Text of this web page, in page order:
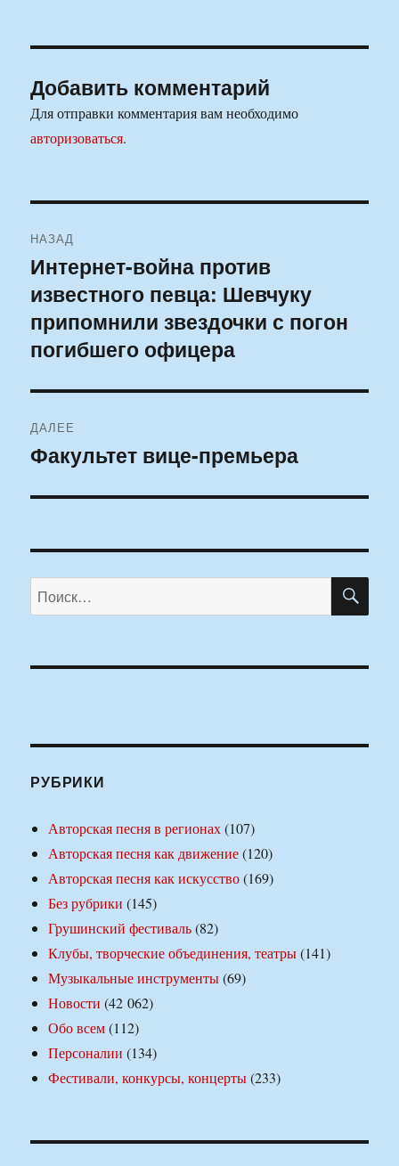
Добавить комментарий
Для отправки комментария вам необходимо
авторизоваться.
по
записям
НАЗАД
Предыдущая
запись:
Интернет-война против
известного певца: Шевчуку
припомнили звездочки с погон
погибшего офицера
ДАЛЕЕ
Следующая
Факультет вице-премьера
Искать:
РУБРИКИ
Авторская песня в регионах(107)
Авторская песня как движение(120)
Авторская песня как искусство(169)
Без рубрики (145)
Грушинский фестиваль(82)
Клубы, творческие объединения, театры(141)
Музыкальные инструменты(69)
Новости (42 062)
Обо всем(112)
Персоналии (134)
Фестивали, конкурсы, концерты(233)